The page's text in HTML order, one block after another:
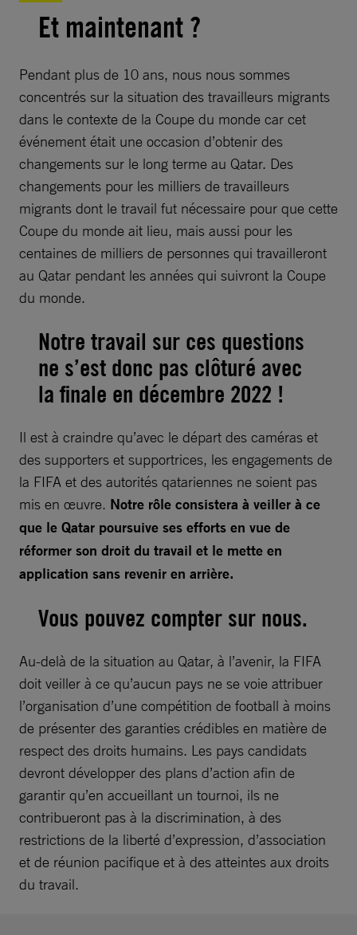
Et maintenant ?
Pendant plus de 10 ans, nous nous sommes
concentrés sur la situation des travailleurs migrants
dans le contexte de la Coupe du monde car cet
événement était une occasion d’obtenir des
changements sur le long terme au Qatar. Des
changements pour les milliers de travailleurs
migrants dont le travail fut nécessaire pour que cette
Coupe du monde ait lieu, mais aussi pour les
centaines de milliers de personnes qui travailleront
au Qatar pendant les années qui suivront la Coupe
du monde.
Notre travail sur ces questions
ne s’est donc pas clôturé avec
la finale en décembre 2022 !
Il est à craindre qu’avec le départ des caméras et
des supporters et supportrices, les engagements de
la FIFA et des autorités qatariennes ne soient pas
mis en œuvre. Notre rôle consistera à veiller à ce
que le Qatar poursuive ses efforts en vue de
réformer son droit du travail et le mette en
application sans revenir en arrière.
Vous pouvez compter sur nous.
Au-delà de la situation au Qatar, à l’avenir, la FIFA
doit veiller à ce qu’aucun pays ne se voie attribuer
l’organisation d’une compétition de football à moins
de présenter des garanties crédibles en matière de
respect des droits humains. Les pays candidats
devront développer des plans d’action afin de
garantir qu’en accueillant un tournoi, ils ne
contribueront pas à la discrimination, à des
restrictions de la liberté d’expression, d’association
et de réunion pacifique et à des atteintes aux droits
du travail.